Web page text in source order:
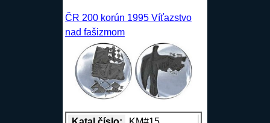
ČR 200 korún 1995 Víťazstvo
nad fašizmom